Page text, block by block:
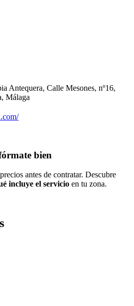
Antequera, Calle Mesones, nº16,
Málaga
bien
antes de contratar. Descubre
incluye el servicio en tu zona.